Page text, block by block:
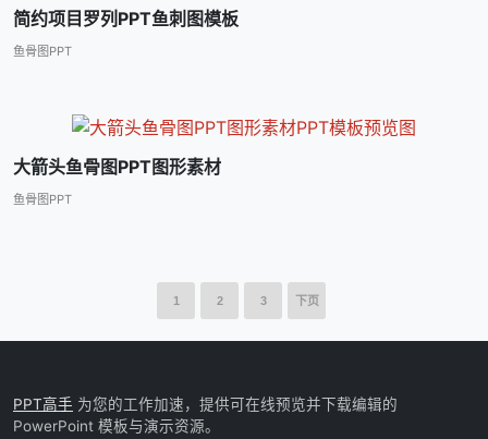
简约项目罗列PPT鱼刺图模板
鱼骨图PPT
大箭头鱼骨图PPT图形素材
鱼骨图PPT
1 2 3 下页
PPT高手 为您的工作加速，提供可在线预览并下载编辑的
PowerPoint 模板与演示资源。